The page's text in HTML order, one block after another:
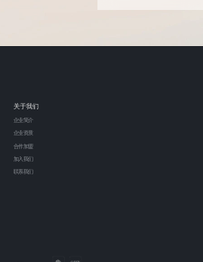
关于我们
企业简介
企业资质
合作加盟
加入我们
联系我们